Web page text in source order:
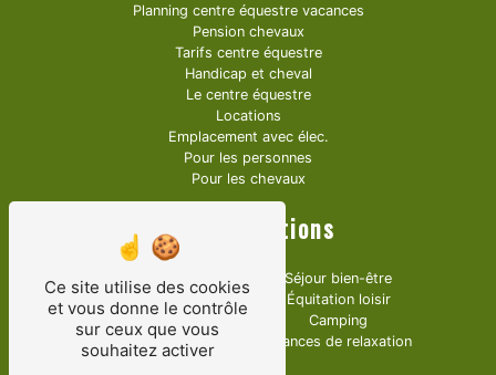
Planning centre équestre vacances
Pension chevaux
Tarifs centre équestre
Handicap et cheval
Le centre équestre
Locations
Emplacement avec élec.
Pour les personnes
Pour les chevaux
Nos prestations
Trec Western
Bols tibétains
Équitation handicapé
Centre équestre
Écurie de propriétaire
Séjour bien-être
Équitation loisir
Camping
Séances de relaxation
Ce site utilise des cookies
et vous donne le contrôle
sur ceux que vous
souhaitez activer